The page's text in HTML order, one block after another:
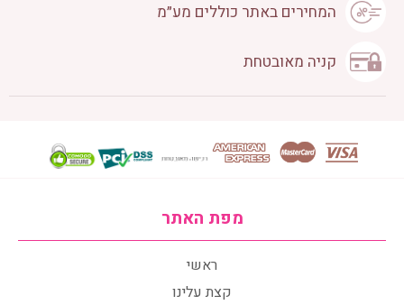
המחירים באתר כוללים מע״מ
קניה מאובטחת
מפת האתר
ראשי
קצת עלינו